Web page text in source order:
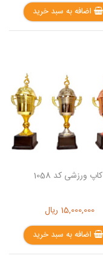
اضافه به سبد خرید
کاپ ورزشی کد 1058
15,000,000 ریال
اضافه به سبد خرید